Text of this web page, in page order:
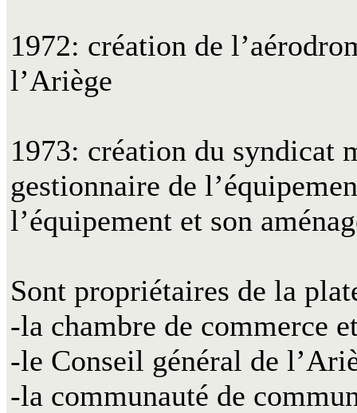
1972: création de
l’Ariège
1973: création du syndicat
gestionnaire de
l’équipement et son
Sont propriétaires de la
-la chambre de commerce
-le Conseil général de
-la communauté de